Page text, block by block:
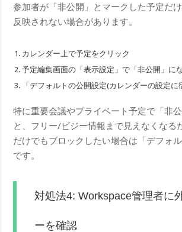
参加者が「非公開」とマークした予定だ
反映されない場合があります。
カレンダー上で予定をクリック
予定編集画面の「表示設定」で「非公開」に
「デフォルトの公開設定(カレンダーの設定に
特に重要会議やプライベート予定で「非
と、フリー/ビジー情報まで見えなくなる
だけでもブロックしたい場合は「デフォ
です。
対処法4: Workspace管理者に
ーを確認